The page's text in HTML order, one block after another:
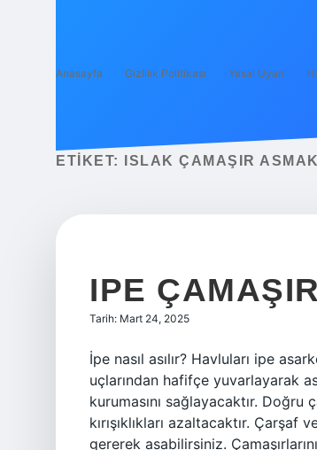
Anasayfa Gizlilik Politikası Yasal Uyarı
ETIKET: ISLAK ÇAMAŞIR
IPE
Tarih: Mart 24, 2025
İpe nasıl asılır? Havluları ipe
uçlarından hafifçe yuvarlayarak
kurumasını sağlayacaktır. Doğru
kırışıklıkları azaltacaktır.
gererek asabilirsiniz.